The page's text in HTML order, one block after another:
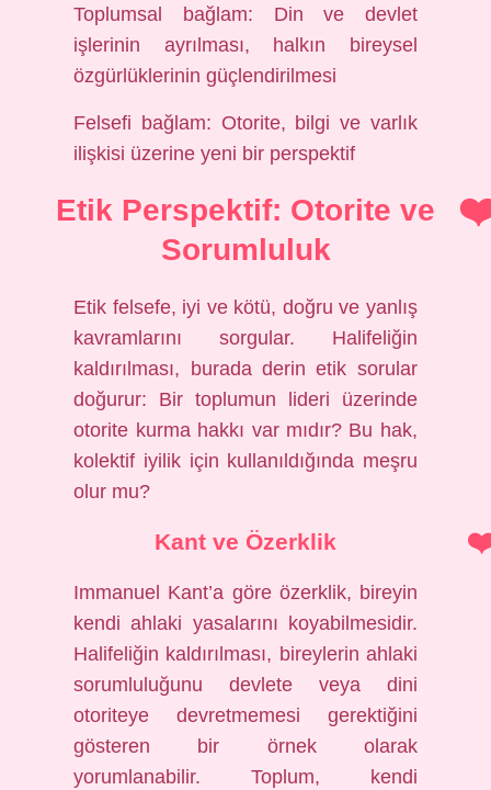
Toplumsal bağlam: Din ve devlet
işlerinin ayrılması, halkın bireysel
özgürlüklerinin güçlendirilmesi
Felsefi bağlam: Otorite, bilgi ve varlık
ilişkisi üzerine yeni bir perspektif
Etik Perspektif: Otorite ve
Sorumluluk
Etik felsefe, iyi ve kötü, doğru ve yanlış
kavramlarını sorgular. Halifeliğin
kaldırılması, burada derin etik sorular
doğurur: Bir toplumun lideri üzerinde
otorite kurma hakkı var mıdır? Bu hak,
kolektif iyilik için kullanıldığında meşru
olur mu?
Kant ve Özerklik
Immanuel Kant’a göre özerklik, bireyin
kendi ahlaki yasalarını koyabilmesidir.
Halifeliğin kaldırılması, bireylerin ahlaki
sorumluluğunu devlete veya dini
otoriteye devretmemesi gerektiğini
gösteren bir örnek olarak
yorumlanabilir. Toplum, kendi